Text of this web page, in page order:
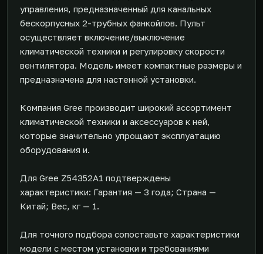
управления, предназначенный для канальных
бескорпусных 2-трубных фанкойлов. Пульт
осуществляет включение/выключение
климатической техники и регулировку скорости
вентилятора. Модель имеет компактные размеры и
предназначена для настенной установки.
Компания Gree производит широкий ассортимент
климатической техники и аксессуаров к ней,
которые значительно упрощают эксплуатацию
оборудования и.
Для Gree Z54352A1 подтверждены
характеристики: Гарантия — 3 года; Страна —
Китай; Вес, кг — 1.
Для точного подбора сопоставьте характеристики
модели с местом установки и требованиями